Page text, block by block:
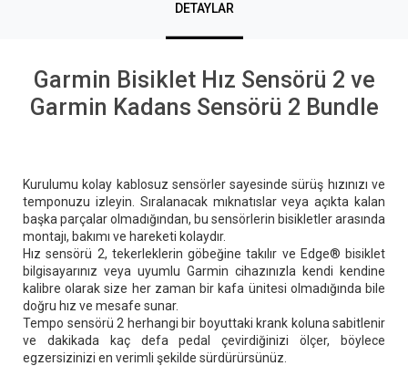
DETAYLAR
Garmin Bisiklet Hız Sensörü 2 ve
Garmin Kadans Sensörü 2 Bundle
Kurulumu kolay kablosuz sensörler sayesinde sürüş hızınızı ve
temponuzu izleyin. Sıralanacak mıknatıslar veya açıkta kalan
başka parçalar olmadığından, bu sensörlerin bisikletler arasında
montajı, bakımı ve hareketi kolaydır.
Hız sensörü 2, tekerleklerin göbeğine takılır ve Edge® bisiklet
bilgisayarınız veya uyumlu Garmin cihazınızla kendi kendine
kalibre olarak size her zaman bir kafa ünitesi olmadığında bile
doğru hız ve mesafe sunar.
Tempo sensörü 2 herhangi bir boyuttaki krank koluna sabitlenir
ve dakikada kaç defa pedal çevirdiğinizi ölçer, böylece
egzersizinizi en verimli şekilde sürdürürsünüz.